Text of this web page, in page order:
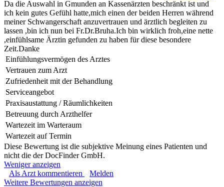
Da die Auswahl in Gmunden an Kassenärzten beschränkt ist und
ich kein gutes Gefühl hatte,mich einen der beiden Herren während
meiner Schwangerschaft anzuvertrauen und ärztlich begleiten zu
lassen ,bin ich nun bei Fr.Dr.Bruha.Ich bin wirklich froh,eine nette
,einfühlsame Ärztin gefunden zu haben für diese besondere
Zeit.Danke
Einfühlungsvermögen des Arztes
Vertrauen zum Arzt
Zufriedenheit mit der Behandlung
Serviceangebot
Praxisaustattung / Räumlichkeiten
Betreuung durch Arzthelfer
Wartezeit im Warteraum
Wartezeit auf Termin
Diese Bewertung ist die subjektive Meinung eines Patienten und
nicht die der DocFinder GmbH.
Weniger anzeigen
Als Arzt kommentieren
Melden
Weitere Bewertungen anzeigen